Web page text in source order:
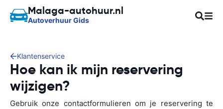
Malaga-autohuur.nl
Autoverhuur Gids
Klantenservice
Hoe kan ik mijn reservering
wijzigen?
Gebruik onze contactformulieren om je reservering te